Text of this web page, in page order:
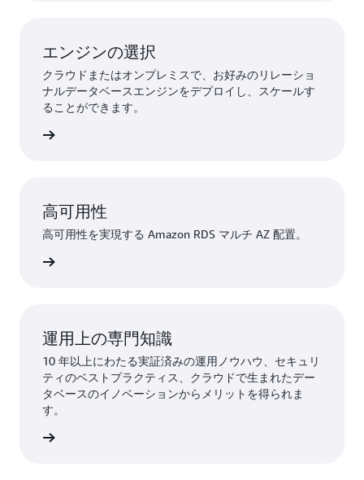
エンジンの選択
クラウドまたはオンプレミスで、お好みのリレーショ
ナルデータベースエンジンをデプロイし、スケールす
ることができます。
高可用性
高可用性を実現する Amazon RDS マルチ AZ 配置。
運用上の専門知識
10 年以上にわたる実証済みの運用ノウハウ、セキュリ
ティのベストプラクティス、クラウドで生まれたデー
タベースのイノベーションからメリットを得られま
す。